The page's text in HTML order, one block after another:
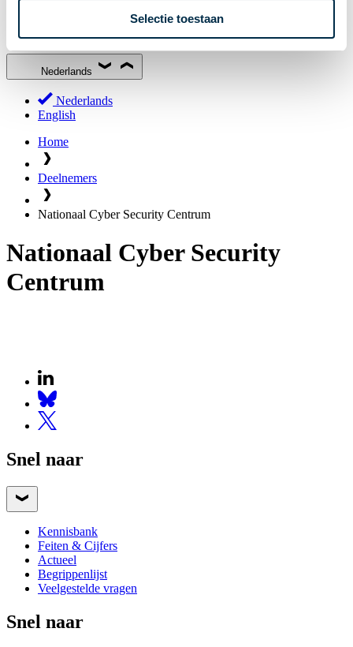
Selectie toestaan
Nederlands
Nederlands
English
Home
Deelnemers
Nationaal Cyber Security Centrum
Nationaal Cyber Security
Centrum
Snel naar
Kennisbank
Feiten & Cijfers
Actueel
Begrippenlijst
Veelgestelde vragen
Snel naar